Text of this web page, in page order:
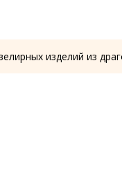
изделий из